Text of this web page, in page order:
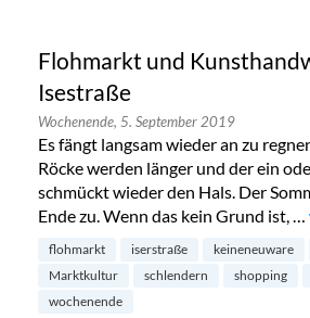
Flohmarkt und
Isestraße
Wochenende, 5. September 2019
Es fängt langsam wieder an zu
Röcke werden länger und der ein
schmückt wieder den Hals. Der
Ende zu. Wenn das kein Grund ist, …
flohmarkt iserstraße keineneuware
Marktkultur
schlendern shopping
wochenende